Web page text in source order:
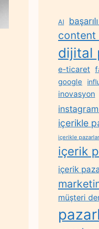
AI
content
dijital
e-ticaret
google
inovasyon
instagram
içerikle
içerikle
içerik
içerik
müşteri